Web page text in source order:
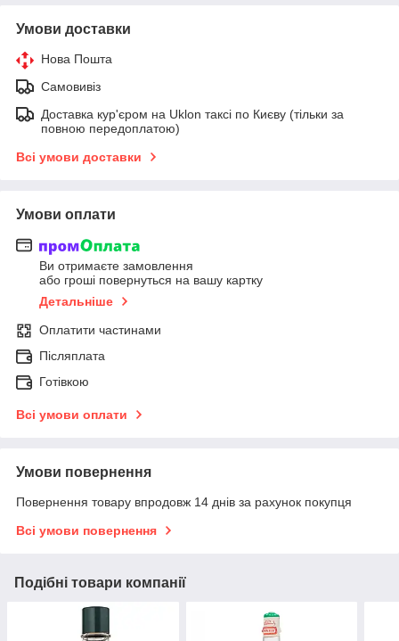
Умови доставки
Нова Пошта
Самовивіз
Доставка кур'єром на Uklon таксі по Києву (тільки за
повною передоплатою)
Всі умови доставки
Умови оплати
Ви отримаєте замовлення
або гроші повернуться на вашу картку
Детальніше
Оплатити частинами
Післяплата
Готівкою
Всі умови оплати
Умови повернення
Повернення товару впродовж 14 днів за рахунок покупця
Всі умови повернення
Подібні товари компанії